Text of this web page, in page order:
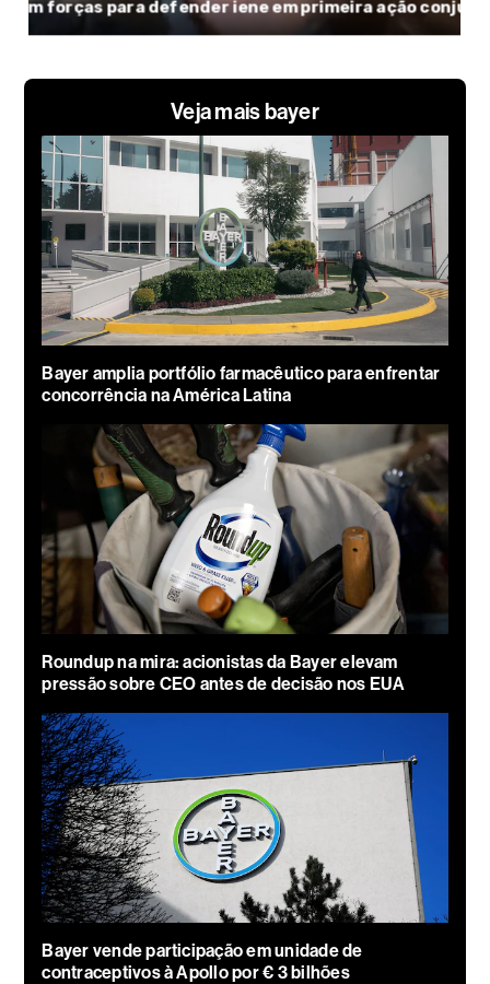
Veja mais bayer
Bayer amplia portfólio farmacêutico para enfrentar
concorrência na América Latina
Roundup na mira: acionistas da Bayer elevam
pressão sobre CEO antes de decisão nos EUA
Bayer vende participação em unidade de
contraceptivos à Apollo por € 3 bilhões